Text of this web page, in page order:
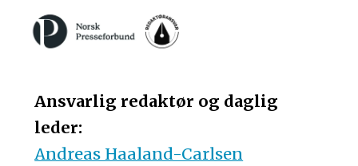
Ansvarlig redaktør og daglig
leder:
Andreas Haaland-Carlsen